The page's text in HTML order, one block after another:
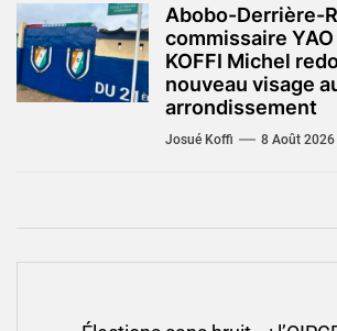
Abobo-Derrière-
commissaire
KOFFI Michel
nouveau visage
arrondissement
Josué Koffi 8 Août 2026
Navigation